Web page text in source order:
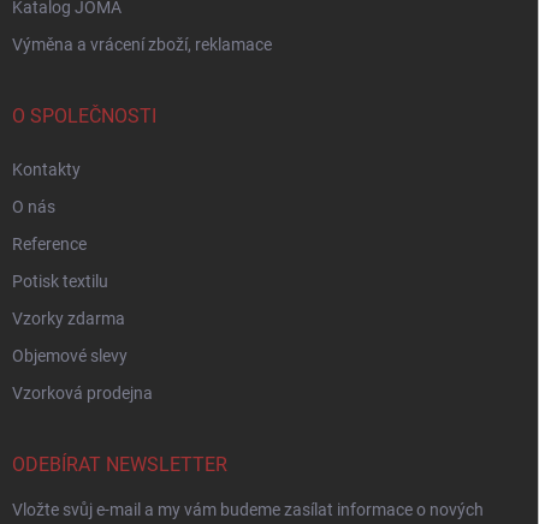
Katalog JOMA
Výměna a vrácení zboží, reklamace
O SPOLEČNOSTI
Kontakty
O nás
Reference
Potisk textilu
Vzorky zdarma
Objemové slevy
Vzorková prodejna
ODEBÍRAT NEWSLETTER
Vložte svůj e-mail a my vám budeme zasílat informace o nových